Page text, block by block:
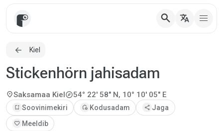
search translate
Kiel
Stickenhörn jahisadam
location_onSaksamaa Kielexplore54° 22' 58" N, 10° 10' 05" E
bookmark_add Soovinimekiri add_home Kodusadam share Jaga
favorite Meeldib